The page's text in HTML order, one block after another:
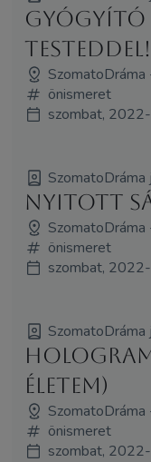
Gyógyító
testeddel!
önismeret
szombat,
NYITOTT
önismeret
szombat,
életem)
önismeret
szombat,